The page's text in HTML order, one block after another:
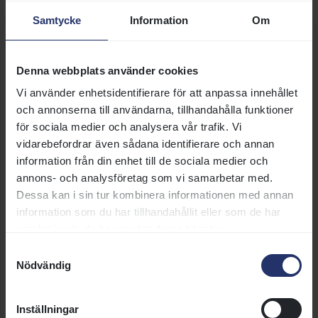
Samtycke Information Om
Denna webbplats använder cookies
Vi använder enhetsidentifierare för att anpassa innehållet
och annonserna till användarna, tillhandahålla funktioner
för sociala medier och analysera vår trafik. Vi
vidarebefordrar även sådana identifierare och annan
information från din enhet till de sociala medier och
annons- och analysföretag som vi samarbetar med.
Dessa kan i sin tur kombinera informationen med annan
information som du har tillhandahållit eller som de har
Nödvändig
Inställningar
Häcktalangen New York Strip (t v) tog hem Svenskt Champion
Hurdle i sin första start på Strömsholm och säkrade samtidigt sin
åttonde raka seger.
Stall Hellgren segrade fyrdubbelt
Tränare Tobias Hellgren fick nöja sig med tredje- och
Totalt blev det hela fyra besök i vinnarcirkeln för Skara-
tränaren, som nästan hade halva stallet till start den här